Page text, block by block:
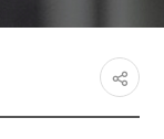
페이지
공유
share